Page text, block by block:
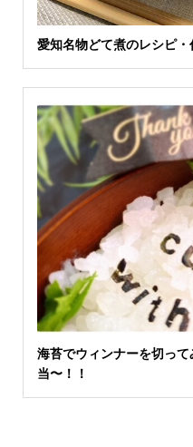
愛知名物どて煮のレシピ・
海苔でウィンナーを切っ
当〜！！